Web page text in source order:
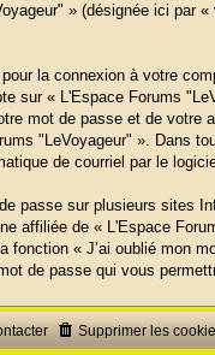
» (désignée ici par
la connexion à votre
sur « L'Espace Forums
mot de passe et de votre
"LeVoyageur" ». Dans
de courriel par le
passe sur plusieurs sites
affiliée de « L'Espace
« J’ai oublié mon
de passe qui vous
Supprimer les